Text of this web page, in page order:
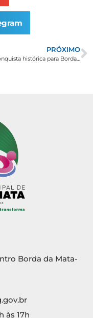
PRÓXIMO
Uma conquista histórica para Borda da Mata
Borda da Mata-
às 17h